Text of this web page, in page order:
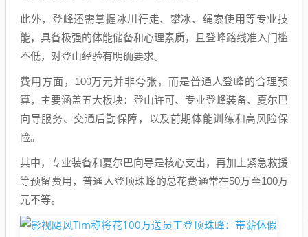
此外，登峰还需掌握冰川行走、攀冰、绳索使用等专业技
能，具备极强的体能储备和心理素质，且登峰路线准入门槛
不低，对登山经验有明确要求。
费用方面，100万元并非夸张，而是普通人登峰的合理预
算，主要涵盖五大板块：登山许可、专业登峰装备、夏尔巴
向导服务、交通后勤保障，以及前期体能训练和高风险保
险。
其中，专业装备和夏尔巴向导是核心支出，再加上紧急救援
等预留费用，普通人登顶珠峰的总花费通常在50万至100万
元不等。